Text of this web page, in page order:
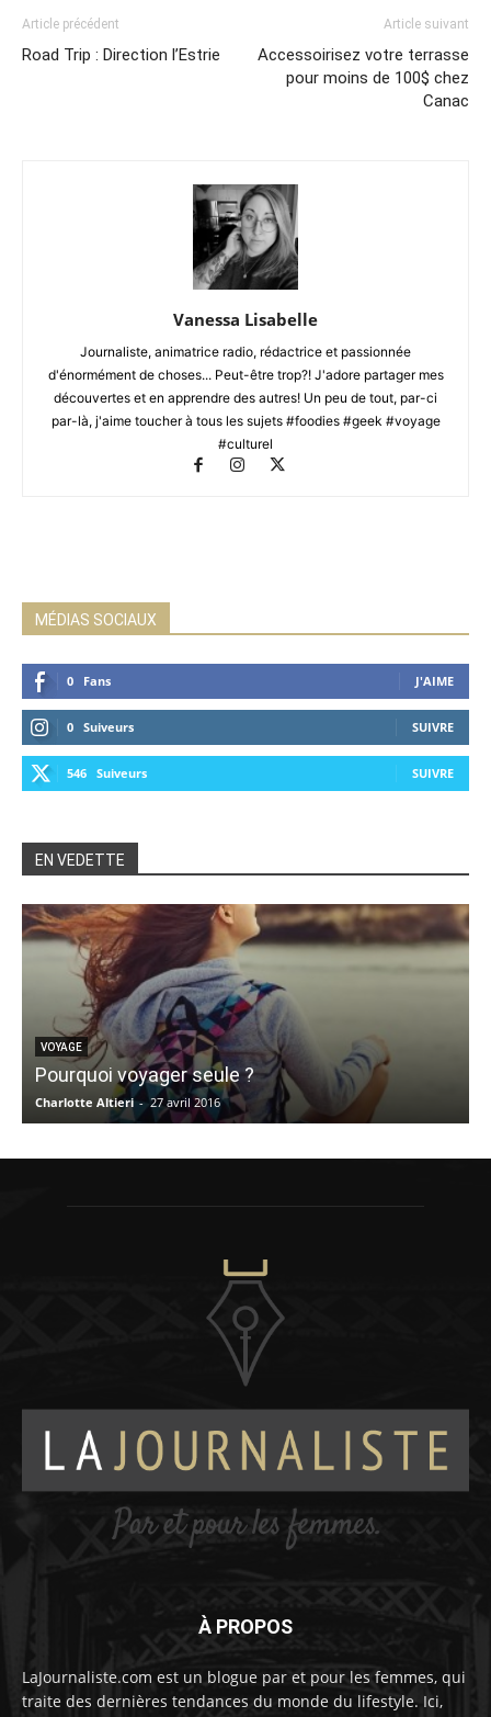
Article précédent
Road Trip : Direction l’Estrie
Article suivant
Accessoirisez votre terrasse
pour moins de 100$ chez
Canac
Vanessa Lisabelle
Journaliste, animatrice radio, rédactrice et passionnée
d'énormément de choses... Peut-être trop?! J'adore partager mes
découvertes et en apprendre des autres! Un peu de tout, par-ci
par-là, j'aime toucher à tous les sujets #foodies #geek #voyage
#culturel
MÉDIAS SOCIAUX
0 Fans J'AIME
0 Suiveurs SUIVRE
546 Suiveurs SUIVRE
EN VEDETTE
VOYAGE
Pourquoi voyager seule ?
Charlotte Altieri - 27 avril 2016
À PROPOS
LaJournaliste.com est un blogue par et pour les femmes, qui
traite des dernières tendances du monde du lifestyle. Ici,